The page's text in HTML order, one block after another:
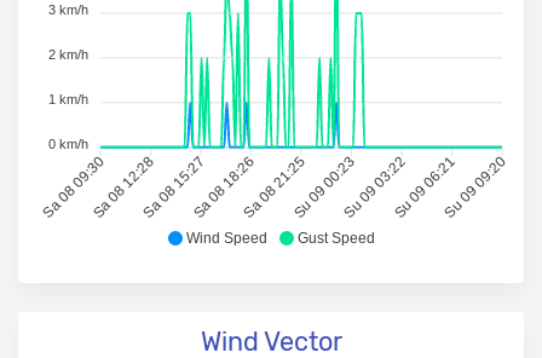
Wind Speed Gust Speed
Sa 08 09:30Sa 08 12:28Sa 08 15:27Sa 08 18:26Sa 08 21:25Su 09 00:23Su 09 03:22Su 09 06:21Su 09 09:20
3 km/h
2 km/h
1 km/h
0 km/h
Wind Vector